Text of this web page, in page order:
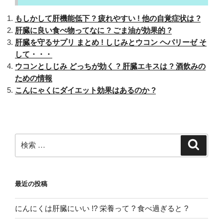
断
前
日
の
お
酒
は
ダ
の
は
?
薬
もしかして肝機能低下 ? 疲れやすい ! 他の自覚症状は ?
肝臓に良い食べ物ってなに ? ごま油が効果的 ?
肝臓を守るサプリ まとめ ! しじみとウコン ヘパリーゼ そ
して・・・
ウコンとしじみ どっちが効く ? 肝臓エキスは ? 酒飲みの
ための情報
こんにゃくにダイエット効果はあるのか ?
検
索:
最近の投稿
にんにくは肝臓にいい !? 栄養って ? 食べ過ぎると ?